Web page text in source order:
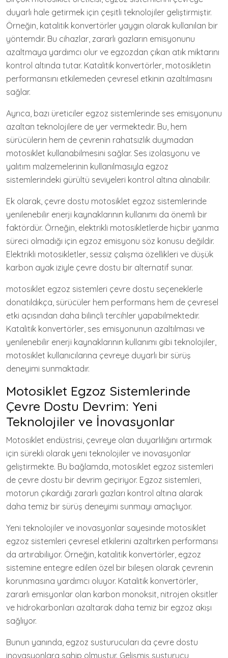
duyarlı hale getirmek için çeşitli teknolojiler geliştirmiştir.
Örneğin, katalitik konvertörler yaygın olarak kullanılan bir
yöntemdir. Bu cihazlar, zararlı gazların emisyonunu
azaltmaya yardımcı olur ve egzozdan çıkan atık miktarını
kontrol altında tutar. Katalitik konvertörler, motosikletin
performansını etkilemeden çevresel etkinin azaltılmasını
sağlar.
Ayrıca, bazı üreticiler egzoz sistemlerinde ses emisyonunu
azaltan teknolojilere de yer vermektedir. Bu, hem
sürücülerin hem de çevrenin rahatsızlık duymadan
motosiklet kullanabilmesini sağlar. Ses izolasyonu ve
yalıtım malzemelerinin kullanılmasıyla egzoz
sistemlerindeki gürültü seviyeleri kontrol altına alınabilir.
Ek olarak, çevre dostu motosiklet egzoz sistemlerinde
yenilenebilir enerji kaynaklarının kullanımı da önemli bir
faktördür. Örneğin, elektrikli motosikletlerde hiçbir yanma
süreci olmadığı için egzoz emisyonu söz konusu değildir.
Elektrikli motosikletler, sessiz çalışma özellikleri ve düşük
karbon ayak iziyle çevre dostu bir alternatif sunar.
motosiklet egzoz sistemleri çevre dostu seçeneklerle
donatıldıkça, sürücüler hem performans hem de çevresel
etki açısından daha bilinçli tercihler yapabilmektedir.
Katalitik konvertörler, ses emisyonunun azaltılması ve
yenilenebilir enerji kaynaklarının kullanımı gibi teknolojiler,
motosiklet kullanıcılarına çevreye duyarlı bir sürüş
deneyimi sunmaktadır.
Motosiklet Egzoz Sistemlerinde
Çevre Dostu Devrim: Yeni
Teknolojiler ve İnovasyonlar
Motosiklet endüstrisi, çevreye olan duyarlılığını artırmak
için sürekli olarak yeni teknolojiler ve inovasyonlar
geliştirmekte. Bu bağlamda, motosiklet egzoz sistemleri
de çevre dostu bir devrim geçiriyor. Egzoz sistemleri,
motorun çıkardığı zararlı gazları kontrol altına alarak
daha temiz bir sürüş deneyimi sunmayı amaçlıyor.
Yeni teknolojiler ve inovasyonlar sayesinde motosiklet
egzoz sistemleri çevresel etkilerini azaltırken performansı
da artırabiliyor. Örneğin, katalitik konvertörler, egzoz
sistemine entegre edilen özel bir bileşen olarak çevrenin
korunmasına yardımcı oluyor. Katalitik konvertörler,
zararlı emisyonlar olan karbon monoksit, nitrojen oksitler
ve hidrokarbonları azaltarak daha temiz bir egzoz akışı
sağlıyor.
Bunun yanında, egzoz susturucuları da çevre dostu
inovasyonlara sahip olmuştur. Gelişmiş susturucu